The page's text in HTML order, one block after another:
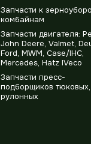
Запчасти к
комбайнам
Запчасти двигателя:
John Deere, Valmet,
Ford, MWM, Case/IHC,
Mercedes, Hatz IVeco
Запчасти пресс-
подборщиков тюковых,
рулонных